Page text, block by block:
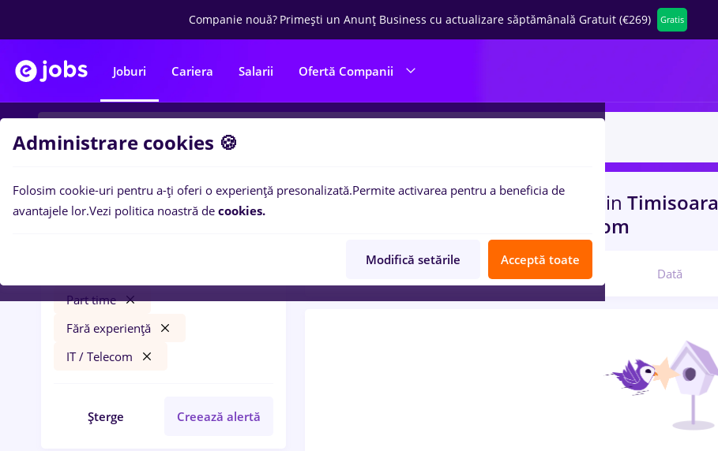
Companie nouă? Primești un Anunț Business cu actualizare săptămânală Gratuit (€269) Gratis
Joburi Cariera Salarii Ofertă Companii
Filtre
Part time
Fără experiență
IT / Telecom
Șterge Creează alertă
0locuri de muncae.on, Part time in Timisoara
Transport / Distributie, IT / Telecom
Relevanță Dată
Administrare cookies 🍪
Folosim cookie-uri pentru a-ți oferi o experiență presonalizată.Permite activarea pentru a beneficia de
avantajele lor.Vezi politica noastră de cookies.
Modifică setările Acceptă toate